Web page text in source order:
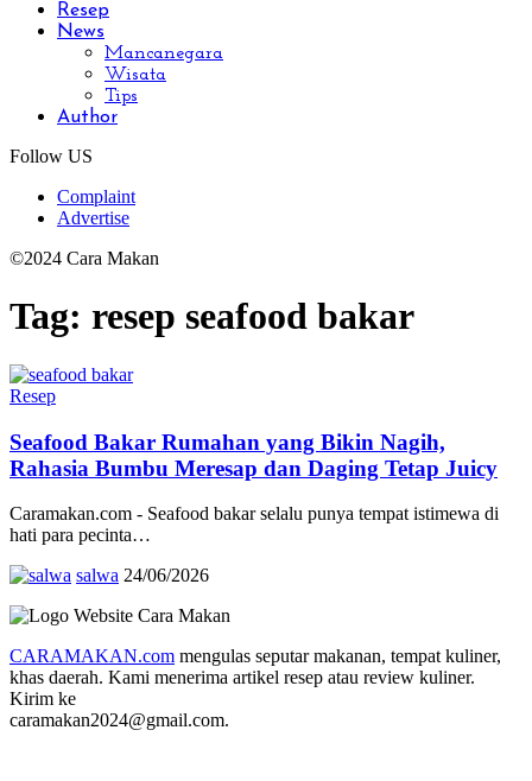
Resep
News
Mancanegara
Wisata
Tips
Author
Follow US
Complaint
Advertise
©2024 Cara Makan
Tag: resep seafood bakar
Resep
Seafood Bakar Rumahan yang Bikin Nagih,
Rahasia Bumbu Meresap dan Daging Tetap Juicy
Caramakan.com - Seafood bakar selalu punya tempat istimewa di
hati para pecinta…
salwa 24/06/2026
CARAMAKAN.com mengulas seputar makanan, tempat kuliner,
khas daerah. Kami menerima artikel resep atau review kuliner.
Kirim ke
caramakan2024@gmail.com.